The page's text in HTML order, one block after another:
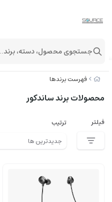
فهرست برندها
محصولات برند ساندکور
فیلتر ترتیب
جستجوی محصول، دسته، برند...